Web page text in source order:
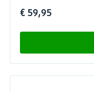
€ 59,95